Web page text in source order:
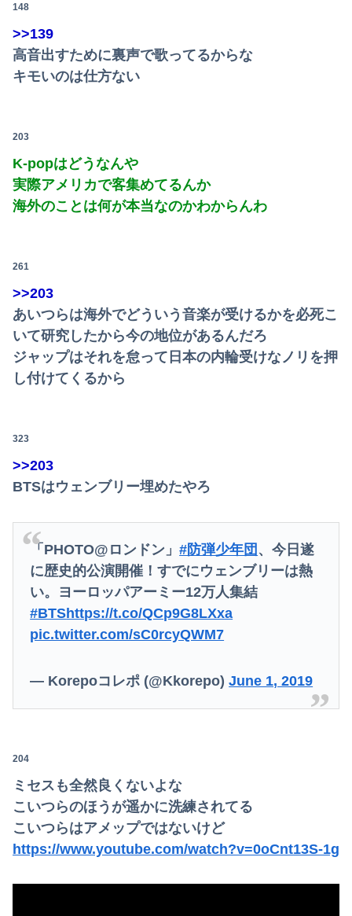
148
>>139
高音出すために裏声で歌ってるからな
キモいのは仕方ない
203
K-popはどうなんや
実際アメリカで客集めてるんか
海外のことは何が本当なのかわからんわ
261
>>203
あいつらは海外でどういう音楽が受けるかを必死こ
いて研究したから今の地位があるんだろ
ジャップはそれを怠って日本の内輪受けなノリを押
し付けてくるから
323
>>203
BTSはウェンブリー埋めたやろ
「PHOTO@ロンドン」#防弾少年団 、今日遂
に歴史的公演開催！すでにウェンブリーは熱
い。ヨーロッパアーミー12万人集結
#BTShttps://t.co/QCp9G8LXxa
pic.twitter.com/sC0rcyQWM7
— Korepoコレポ (@Kkorepo)June 1, 2019
204
ミセスも全然良くないよな
こいつらのほうが遥かに洗練されてる
こいつらはアメップではないけど
https://www.youtube.com/watch?v=0oCnt13S-1g